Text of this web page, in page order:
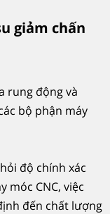
giảm chấn
rung động và
bộ phận máy
độ chính xác
móc CNC, việc
đến chất lượng